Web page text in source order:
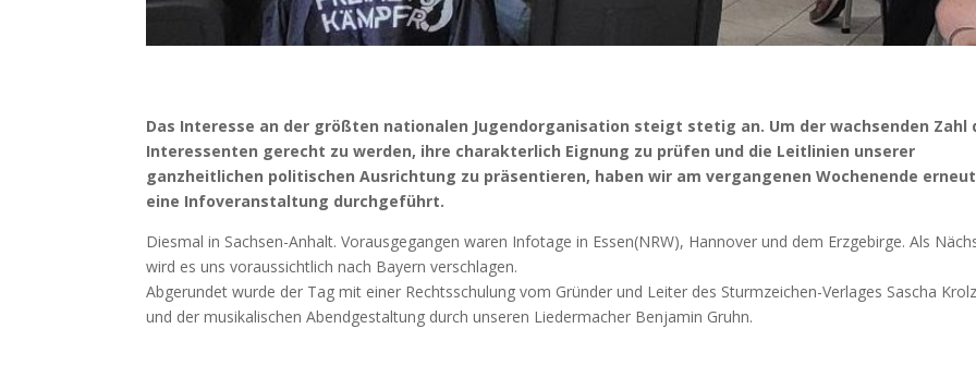
Das Interesse an der größten nationalen Jugendorganisation steigt stetig an. Um der wachsenden Zahl
Interessenten gerecht zu werden, ihre charakterlich Eignung zu prüfen und die Leitlinien unserer
ganzheitlichen politischen Ausrichtung zu präsentieren, haben wir am vergangenen Wochenende erneut
eine Infoveranstaltung durchgeführt.
Diesmal in Sachsen-Anhalt. Vorausgegangen waren Infotage in Essen(NRW), Hannover und dem Erzgebirge. Als
wird es uns voraussichtlich nach Bayern verschlagen.
Abgerundet wurde der Tag mit einer Rechtsschulung vom Gründer und Leiter des Sturmzeichen-Verlages Sascha
und der musikalischen Abendgestaltung durch unseren Liedermacher Benjamin Gruhn.